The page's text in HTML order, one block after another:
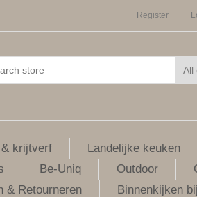
Register
krijtverf Landelijke keuken
Be-Uniq Outdoor
& Retourneren Binnenkijken